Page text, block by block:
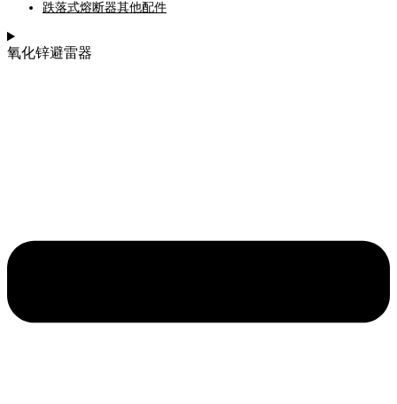
跌落式熔断器其他配件
氧化锌避雷器